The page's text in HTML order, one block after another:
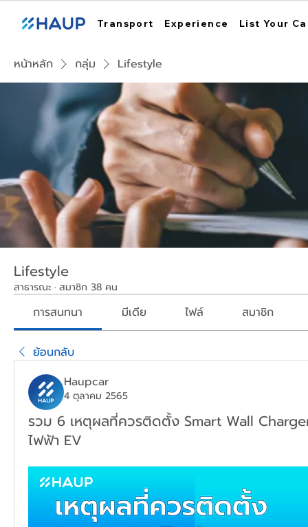
Transport Experience List Your
หน้าหลัก กลุ่ม Lifestyle
Lifestyle
สาธารณะ · สมาชิก 38 คน
การสนทนา มีเดีย ไฟล์ สมาชิก
ย้อนกลับ
Haupcar
4 ตุลาคม 2565
รวม 6 เหตุผลที่ควรติดตั้ง Smart Wall
ไฟฟ้า EV